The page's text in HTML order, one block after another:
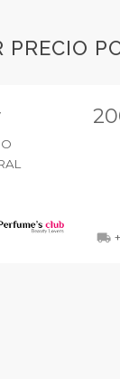
PRECIO
local_shipping